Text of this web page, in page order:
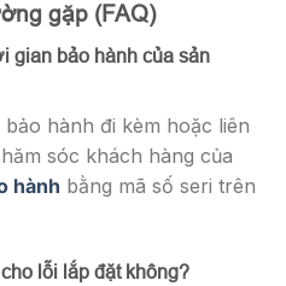
gặp (FAQ)
gian bảo hành của sản
hành đi kèm hoặc liên
sóc khách hàng của
hành bằng mã số seri trên
lỗi lắp đặt không?